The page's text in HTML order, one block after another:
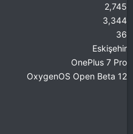
2,745
3,344
36
Eskişehir
OnePlus 7 Pro
OxygenOS Open Beta 12